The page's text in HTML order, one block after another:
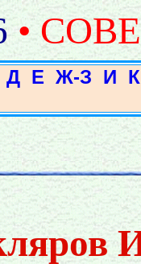
•
Д Е Ж-З И К